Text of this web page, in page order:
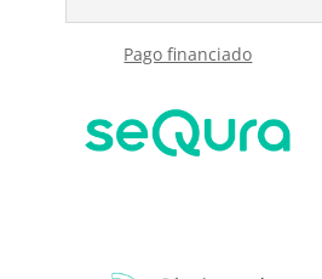
Pago financiado